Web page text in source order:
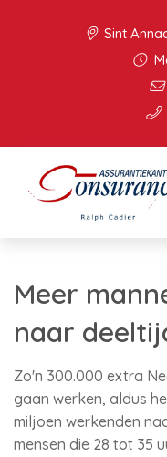
Sint
Meer
naar
Zo'n 300.000 extra
gaan werken, aldus
miljoen werkenden
mensen die 28 tot 35